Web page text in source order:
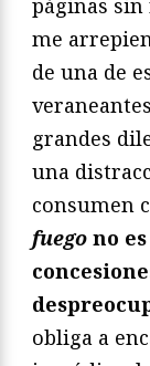
me
de una de
grandes
una
consumen
fuego no
obliga a